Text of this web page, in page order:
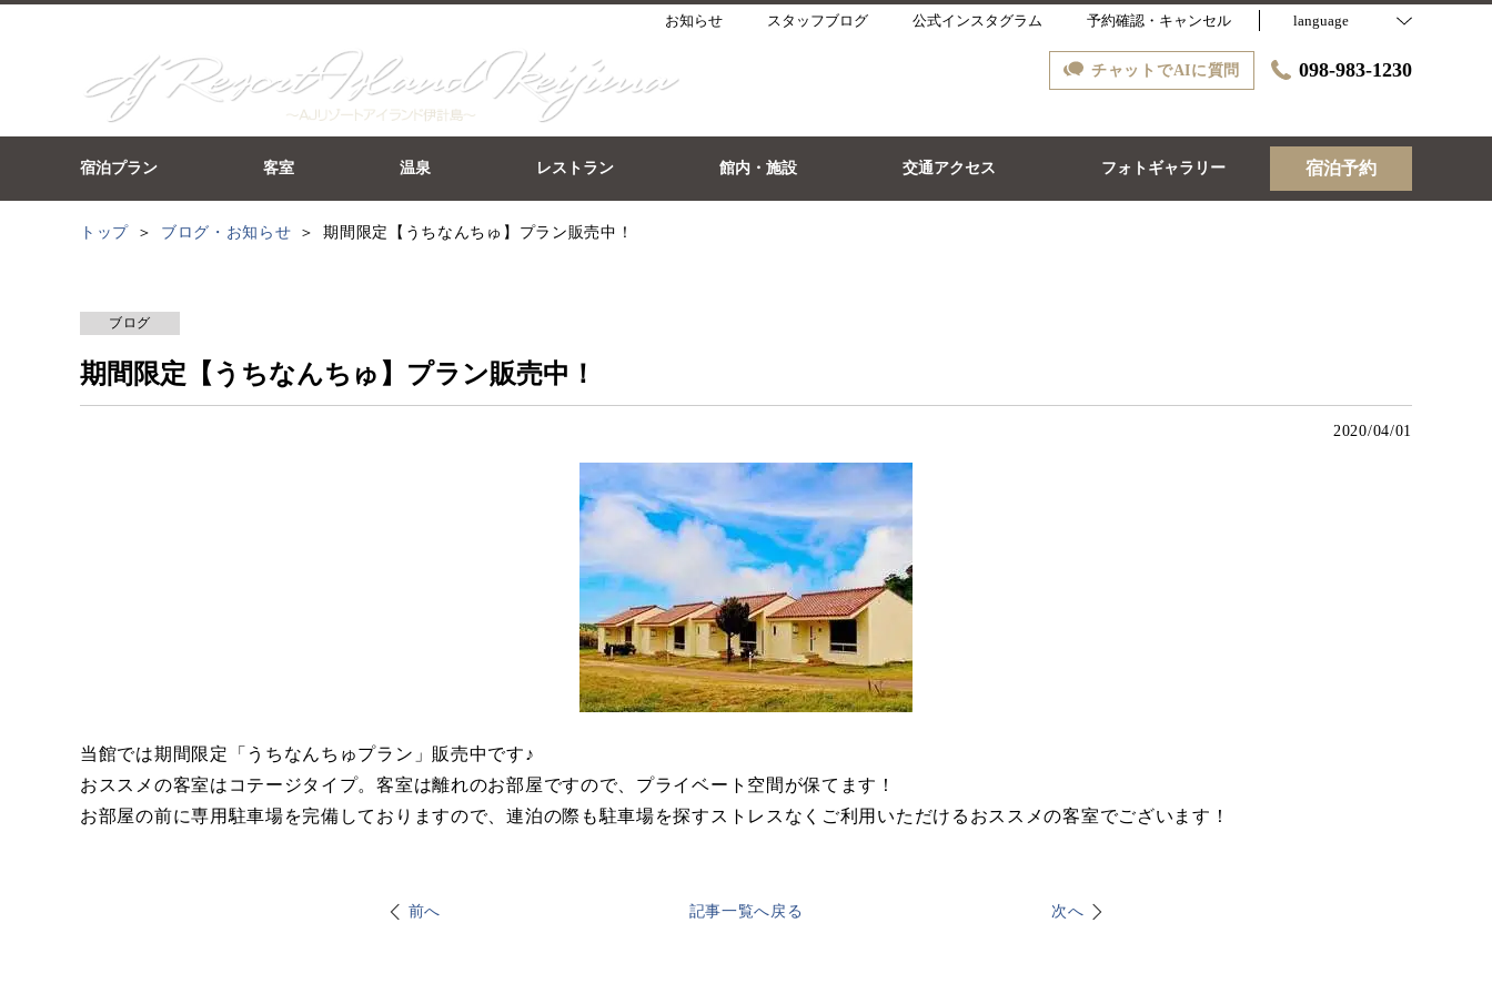
お知らせ スタッフブログ 公式インスタグラム 予約確認・キャンセル language
チャットでAIに質問 098-983-1230
宿泊プラン 客室 温泉 レストラン 館内・施設 交通アクセス フォトギャラリー 宿泊予約
トップ ブログ・お知らせ 期間限定【うちなんちゅ】プラン販売中！
ブログ
期間限定【うちなんちゅ】プラン販売中！
2020/04/01
当館では期間限定「うちなんちゅプラン」販売中です♪
おススメの客室はコテージタイプ。客室は離れのお部屋ですので、プライベート空間が保てます！
お部屋の前に専用駐車場を完備しておりますので、連泊の際も駐車場を探すストレスなくご利用いただけるおススメの客室でございます！
前へ 記事一覧へ戻る 次へ